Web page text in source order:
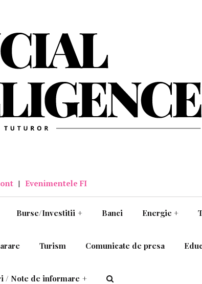
| Evenimentele FI
Burse/Investitii + Banci Energie +
Turism Comunicate de presa
/ Note de informare +